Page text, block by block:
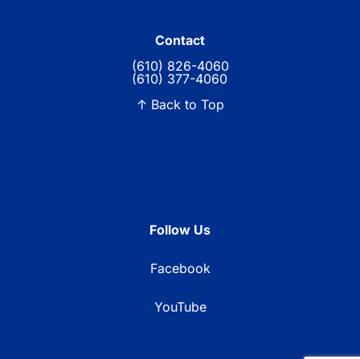
Contact
(610) 826-4060
(610) 377-4060
↑ Back to Top
Follow Us
Facebook
YouTube